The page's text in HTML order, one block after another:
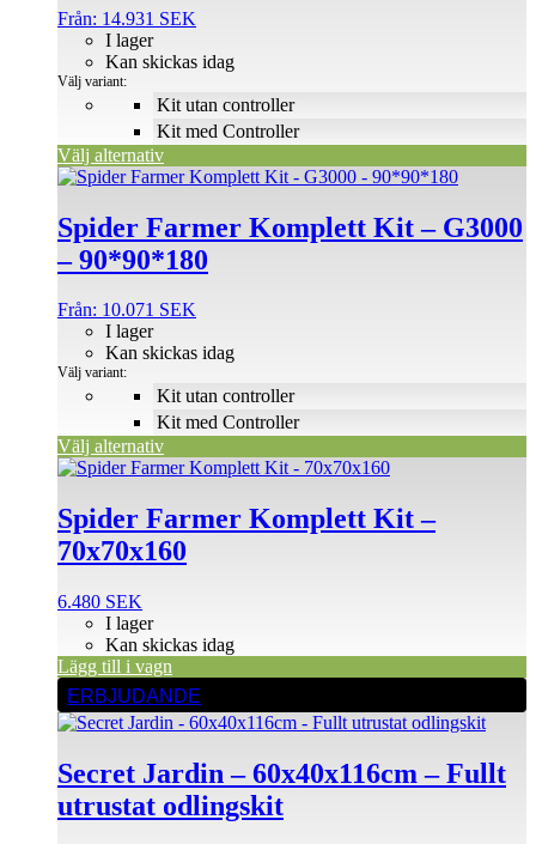
Från: 14.931 SEK
Kit utan controller
Kit med Controller
I lager
Kan skickas idag
Välj variant:
Välj alternativ
De
olika
alternativen
kan
väljas
produktsidan
Spider Farmer Komplett Kit – G3000
– 90*90*180
Från: 10.071 SEK
Kit utan controller
Kit med Controller
I lager
Kan skickas idag
Välj variant:
Välj alternativ
Den
produkten
har
flera
De
olika
alternativen
kan
väljas
produktsidan
Spider Farmer Komplett Kit –
70x70x160
6.480 SEK
I lager
Kan skickas idag
Lägg till i vagn
ERBJUDANDE
Secret Jardin – 60x40x116cm – Fullt
utrustat odlingskit